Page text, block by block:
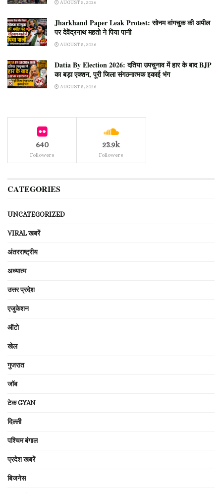
AUGUST 5, 2026
Jharkhand Paper Leak Protest: सोनम वांगचुक की अपील
पर देवेंद्रनाथ महतो ने पिया पानी
AUGUST 5, 2026
Datia By Election 2026: दतिया उपचुनाव में हार के बाद BJP
का बड़ा एक्शन, पूरी जिला संगठनात्मक इकाई भंग
AUGUST 5, 2026
640
Followers
23.9k
Followers
CATEGORIES
UNCATEGORIZED
VIRAL खबरें
अंतरराष्ट्रीय
अध्यात्म
उत्तर प्रदेश
एजुकेशन
ऑटो
खेल
गुजरात
जॉब
टेक GYAN
दिल्ली
पश्चिम बंगाल
प्रदेश खबरें
बिजनेस